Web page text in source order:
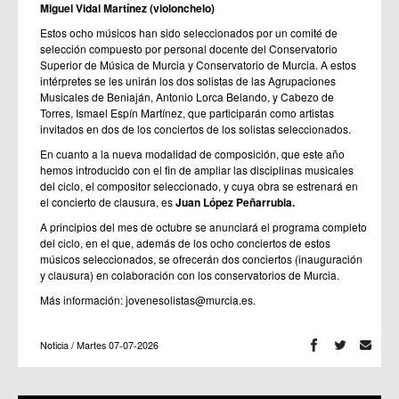
Miguel Vidal Martínez (violonchelo)
Estos ocho músicos han sido seleccionados por un comité de
selección compuesto por personal docente del Conservatorio
Superior de Música de Murcia y Conservatorio de Murcia. A estos
intérpretes se les unirán los dos solistas de las Agrupaciones
Musicales de Beniaján, Antonio Lorca Belando, y Cabezo de
Torres, Ismael Espín Martínez, que participarán como artistas
invitados en dos de los conciertos de los solistas seleccionados.
En cuanto a la nueva modalidad de composición, que este año
hemos introducido con el fin de ampliar las disciplinas musicales
del ciclo, el compositor seleccionado, y cuya obra se estrenará en
el concierto de clausura, esJuan López Peñarrubia.
A principios del mes de octubre se anunciará el programa completo
del ciclo, en el que, además de los ocho conciertos de estos
músicos seleccionados, se ofrecerán dos conciertos (inauguración
y clausura) en colaboración con los conservatorios de Murcia.
Más información: jovenesolistas@murcia.es.
Noticia / Martes 07-07-2026